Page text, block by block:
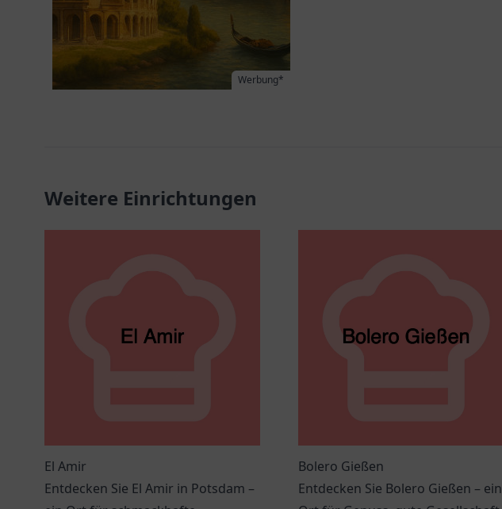
Werbung*
Weitere Einrichtungen
El Amir
Entdecken Sie El Amir in Potsdam –
Bolero Gießen
Entdecken Sie Bolero Gießen – ein